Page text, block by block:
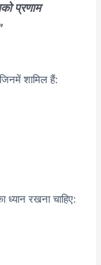
प्रणाम
शामिल हैं:
ध्यान रखना चाहिए: